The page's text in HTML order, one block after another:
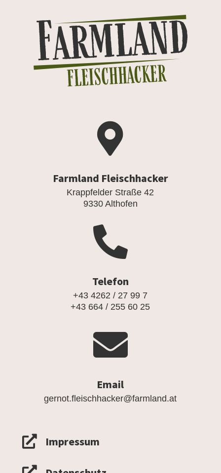

Farmland Fleischhacker
Krappfelder Straße 42
9330 Althofen

Telefon
+43 4262 / 27 99 7
+43 664 / 255 60 25

Email
gernot.fleischhacker@farmland.at
 Impressum